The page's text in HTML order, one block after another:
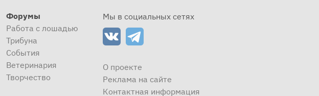
Форумы
Работа с лошадью
Трибуна
События
Ветеринария
Творчество
Мы в социальных сетях
О проекте
Реклама на сайте
Контактная информация